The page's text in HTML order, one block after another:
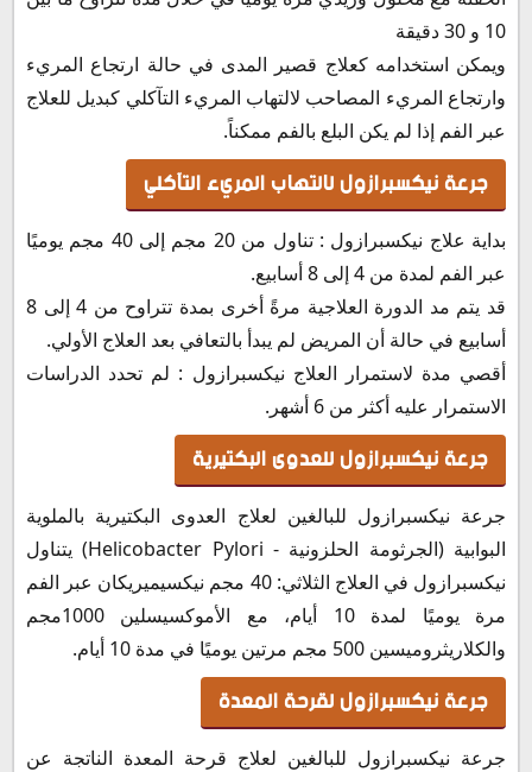
10 و 30 دقيقة
ويمكن استخدامه كعلاج قصير المدى في حالة ارتجاع المريء
وارتجاع المريء المصاحب لالتهاب المريء التآكلي كبديل للعلاج
عبر الفم إذا لم يكن البلع بالفم ممكناً.
جرعة نيكسبرازول لالتهاب المريء التآكلي
بداية علاج نيكسبرازول : تناول من 20 مجم إلى 40 مجم يوميًا
عبر الفم لمدة من 4 إلى 8 أسابيع.
قد يتم مد الدورة العلاجية مرةً أخرى بمدة تتراوح من 4 إلى 8
أسابيع في حالة أن المريض لم يبدأ بالتعافي بعد العلاج الأولي.
أقصي مدة لاستمرار العلاج نيكسبرازول : لم تحدد الدراسات
الاستمرار عليه أكثر من 6 أشهر.
جرعة نيكسبرازول للعدوى البكتيرية
جرعة نيكسبرازول للبالغين لعلاج العدوى البكتيرية بالملوية
البوابية (الجرثومة الحلزونية - Helicobacter Pylori) يتناول
نيكسبرازول في العلاج الثلاثي: 40 مجم نيكسيميريكان عبر الفم
مرة يوميًا لمدة 10 أيام، مع الأموكسيسلين 1000مجم
والكلاريثروميسين 500 مجم مرتين يوميًا في مدة 10 أيام.
جرعة نيكسبرازول لقرحة المعدة
جرعة نيكسبرازول للبالغين لعلاج قرحة المعدة الناتجة عن